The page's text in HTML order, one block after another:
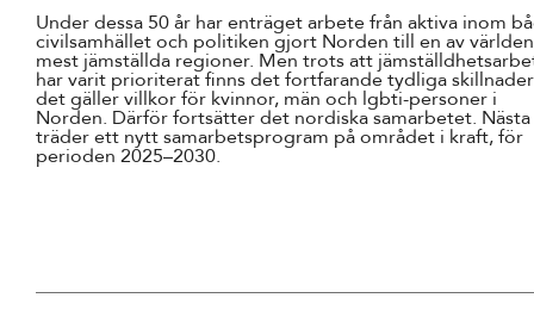
Under dessa 50 år har enträget arbete från aktiva inom
civilsamhället och politiken gjort Norden till en av
mest jämställda regioner. Men trots att
har varit prioriterat finns det fortfarande tydliga
det gäller villkor för kvinnor, män och lgbti-personer i
Norden. Därför fortsätter det nordiska samarbetet. Nästa
träder ett nytt samarbetsprogram på området i kraft, för
perioden 2025–2030.